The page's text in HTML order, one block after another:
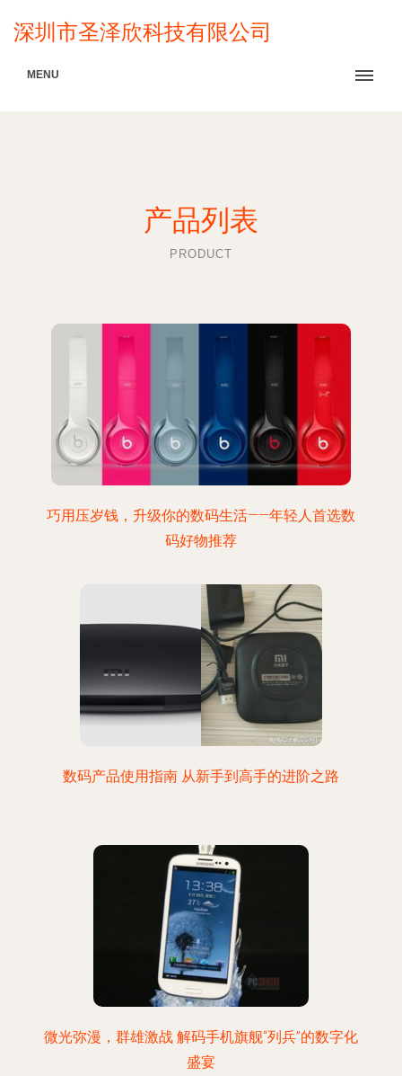
深圳市圣泽欣科技有限公司
MENU
产品列表
PRODUCT
巧用压岁钱，升级你的数码生活——年轻人首选数
码好物推荐
数码产品使用指南 从新手到高手的进阶之路
微光弥漫，群雄激战 解码手机旗舰“列兵”的数字化
盛宴